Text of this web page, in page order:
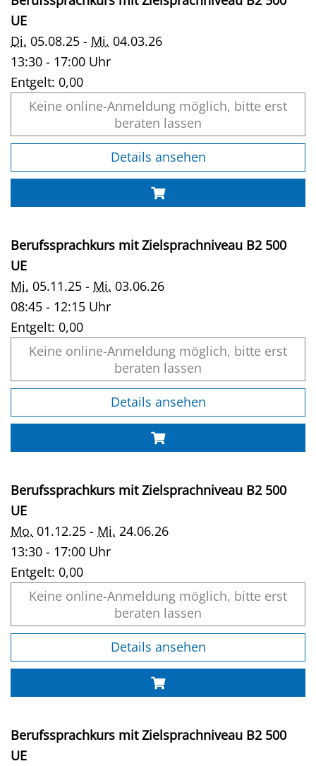
UE
Di. 05.08.25 - Mi. 04.03.26
13:30 - 17:00 Uhr
Entgelt: 0,00
Keine online-Anmeldung möglich, bitte erst
beraten lassen
Details ansehen
Berufssprachkurs mit Zielsprachniveau B2 500
UE
Mi. 05.11.25 - Mi. 03.06.26
08:45 - 12:15 Uhr
Entgelt: 0,00
Keine online-Anmeldung möglich, bitte erst
beraten lassen
Details ansehen
Berufssprachkurs mit Zielsprachniveau B2 500
UE
Mo. 01.12.25 - Mi. 24.06.26
13:30 - 17:00 Uhr
Entgelt: 0,00
Keine online-Anmeldung möglich, bitte erst
beraten lassen
Details ansehen
Berufssprachkurs mit Zielsprachniveau B2 500
UE